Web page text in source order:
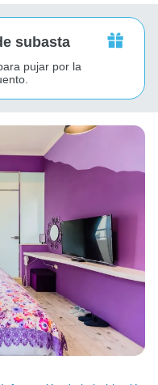
subasta
pujar por la